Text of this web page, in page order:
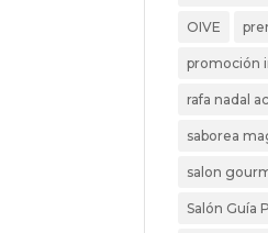
OIVE
promoción
rafa nadal
saborea
salon
Salón Guía